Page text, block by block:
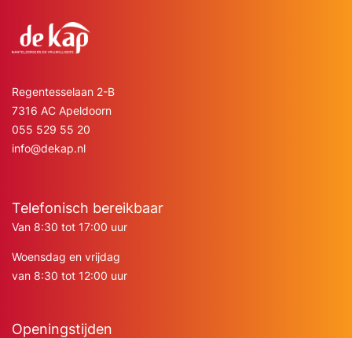
Regentesselaan 2-B
7316 AC Apeldoorn
055 529 55 20
info@dekap.nl
Telefonisch bereikbaar
Van 8:30 tot 17:00 uur
Woensdag en vrijdag
van 8:30 tot 12:00 uur
Openingstijden